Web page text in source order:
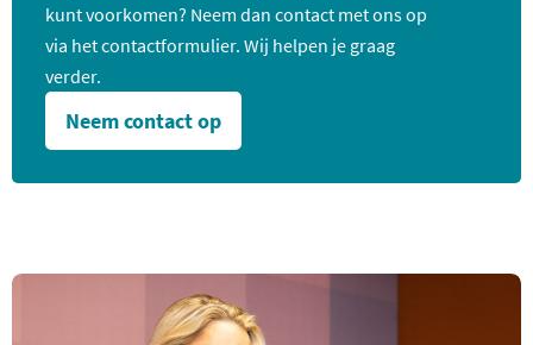
kunt voorkomen? Neem dan contact met ons op
via het contactformulier. Wij helpen je graag
verder.
Neem contact op